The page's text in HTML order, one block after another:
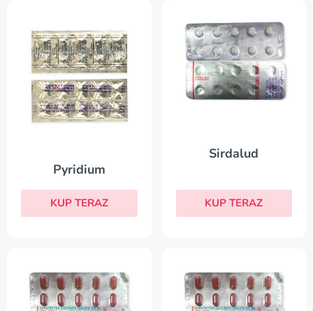
Pyridium
KUP TERAZ
Sirdalud
KUP TERAZ